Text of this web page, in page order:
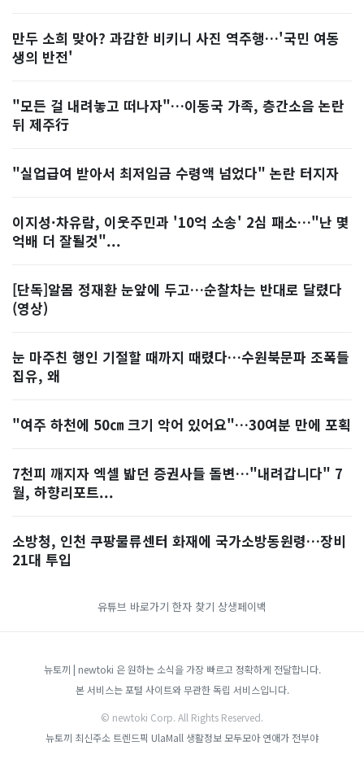
만두 소희 맞아? 과감한 비키니 사진 역주행…'국민 여동
생의 반전'
"모든 걸 내려놓고 떠나자"…이동국 가족, 층간소음 논란
뒤 제주行
"실업급여 받아서 최저임금 수령액 넘었다" 논란 터지자
이지성·차유람, 이웃주민과 '10억 소송' 2심 패소…"난 몇
억배 더 잘될것"...
[단독]알몸 정재환 눈앞에 두고…순찰차는 반대로 달렸다
(영상)
눈 마주친 행인 기절할 때까지 때렸다…수원북문파 조폭들
집유, 왜
"여주 하천에 50㎝ 크기 악어 있어요"…30여분 만에 포획
7천피 깨지자 엑셀 밟던 증권사들 돌변…"내려갑니다" 7
월, 하향리포트...
소방청, 인천 쿠팡물류센터 화재에 국가소방동원령…장비
21대 투입
유튜브 바로가기 한자 찾기 상생페이백
뉴토끼 | newtoki 은 원하는 소식을 가장 빠르고 정확하게 전달합니다.
본 서비스는 포털 사이트와 무관한 독립 서비스입니다.
© newtoki Corp. All Rights Reserved.
뉴토끼 최신주소 트렌드픽 UlaMall 생활정보 모두모아 연애가 전부야